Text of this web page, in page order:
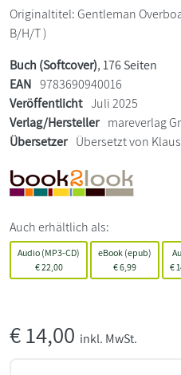
Originaltitel: Gentleman
B/H/T )
Buch (Softcover), 176 Seiten
EAN 9783690940016
Veröffentlicht Juli 2025
Verlag/Hersteller mareverlag
Übersetzer Übersetzt von
Auch erhältlich als:
Audio (MP3-CD)
€22,00
eBook (epub)
€6,99
€
€14,00 inkl. MwSt.